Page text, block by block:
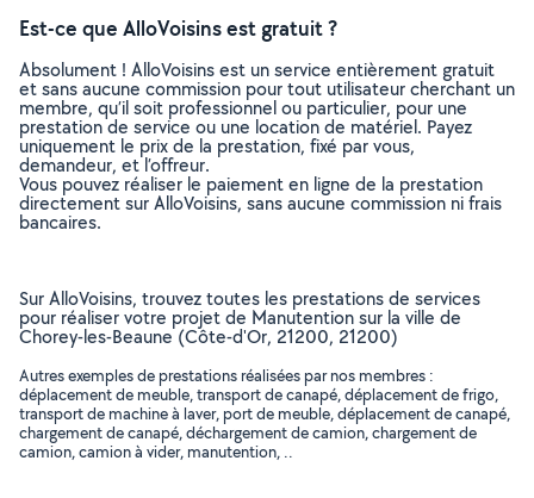
Est-ce que AlloVoisins est gratuit ?
Absolument ! AlloVoisins est un service entièrement gratuit
et sans aucune commission pour tout utilisateur cherchant un
membre, qu’il soit professionnel ou particulier, pour une
prestation de service ou une location de matériel. Payez
uniquement le prix de la prestation, fixé par vous,
demandeur, et l’offreur.
Vous pouvez réaliser le paiement en ligne de la prestation
directement sur AlloVoisins, sans aucune commission ni frais
bancaires.
Sur AlloVoisins, trouvez toutes les prestations de services
pour réaliser votre projet de Manutention sur la ville de
Chorey-les-Beaune (Côte-d'Or, 21200, 21200)
Autres exemples de prestations réalisées par nos membres :
déplacement de meuble, transport de canapé, déplacement de frigo,
transport de machine à laver, port de meuble, déplacement de canapé,
chargement de canapé, déchargement de camion, chargement de
camion, camion à vider, manutention, ..